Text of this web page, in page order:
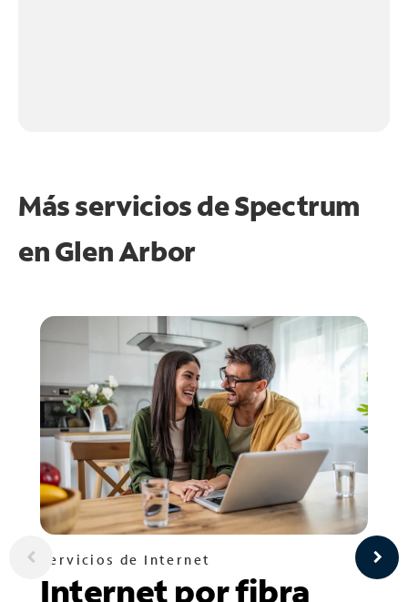
Más servicios de Spectrum
enGlen Arbor
Servicios de Internet
Internet por fibra